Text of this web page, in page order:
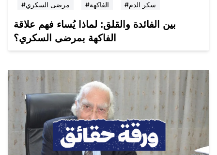
#مرضى السكري #الفاكهة #سكر الدم
بين الفائدة والقلق: لماذا يُساء فهم علاقة
الفاكهة بمرضى السكري؟